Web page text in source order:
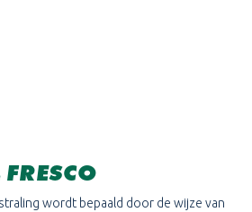
wordt bepaald door de wijze van